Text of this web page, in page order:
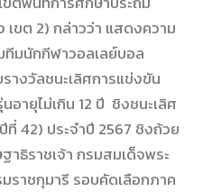
ขต 2) กล่าวว่า แสดงความ
มนักกีฬาวอลเลย์บอล
างวัลชนะเลิศการแข่งขัน
ายุไม่เกิน 12 ปี ชิงชนะเลิศ
ที่ 42) ประจำปี 2567 ชิงถ้วย
าธิราชเจ้า กรมสมเด็จพระ
ราชกุมารี รอบคัดเลือกภาค